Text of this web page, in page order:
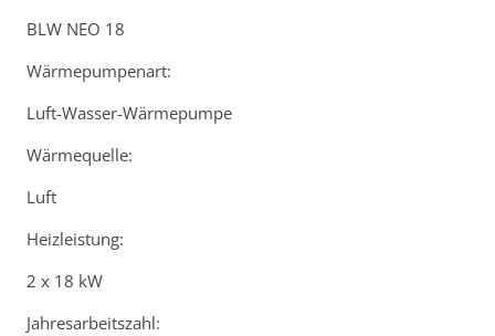
BLW NEO 18
Wärmepumpenart:
Luft-Wasser-Wärmepumpe
Wärmequelle:
Luft
Heizleistung:
2 x 18 kW
Jahresarbeitszahl: